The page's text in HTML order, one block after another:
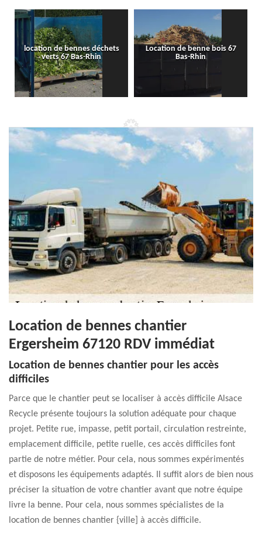
location de bennes déchets
verts 67 Bas-Rhin
Location de benne bois 67
Bas-Rhin
Location de bennes chantier
Ergersheim 67120 RDV immédiat
Location de bennes chantier pour les accès
difficiles
Parce que le chantier peut se localiser à accès difficile Alsace
Recycle présente toujours la solution adéquate pour chaque
projet. Petite rue, impasse, petit portail, circulation restreinte,
emplacement difficile, petite ruelle, ces accès difficiles font
partie de notre métier. Pour cela, nous sommes expérimentés
et disposons les équipements adaptés. Il suffit alors de bien nous
préciser la situation de votre chantier avant que notre équipe
livre la benne. Pour cela, nous sommes spécialistes de la
location de bennes chantier {ville] à accès difficile.